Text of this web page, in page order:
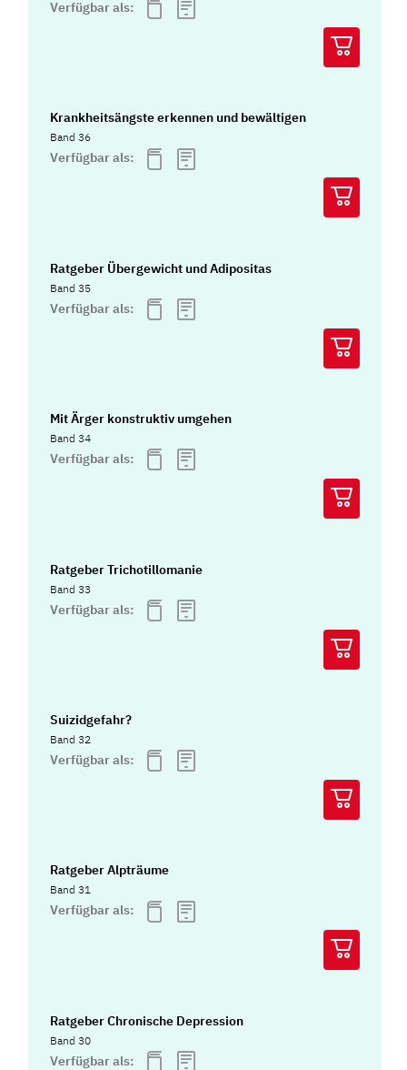
Verfügbar als:
Krankheitsängste erkennen und bewältigen
Band 36
Verfügbar als:
Ratgeber Übergewicht und Adipositas
Band 35
Verfügbar als:
Mit Ärger konstruktiv umgehen
Band 34
Verfügbar als:
Ratgeber Trichotillomanie
Band 33
Verfügbar als:
Suizidgefahr?
Band 32
Verfügbar als:
Ratgeber Alpträume
Band 31
Verfügbar als:
Ratgeber Chronische Depression
Band 30
Verfügbar als: